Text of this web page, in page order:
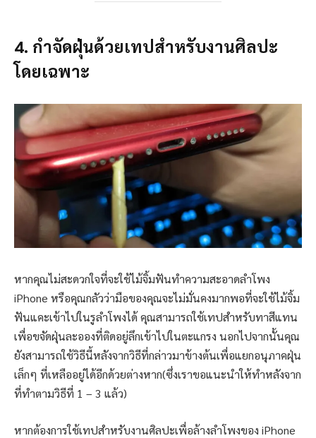
4. กำจัดฝุ่นด้วยเทปสำหรับงานศิลปะ
โดยเฉพาะ
หากคุณไม่สะดวกใจที่จะใช้ไม้จิ้มฟันทำความสะอาดลำโพง
iPhone หรือคุณกลัวว่ามือของคุณจะไม่มั่นคงมากพอที่จะใช้ไม้จิ้ม
ฟันแคะเข้าไปในรูลำโพงได้ คุณสามารถใช้เทปสำหรับทาสีแทน
เพื่อขจัดฝุ่นละอองที่ติดอยู่ลึกเข้าไปในตะแกรง นอกไปจากนั้นคุณ
ยังสามารถใช้วิธีนี้หลังจากวิธีที่กล่าวมาข้างต้นเพื่อแยกอนุภาคฝุ่น
เล็กๆ ที่เหลืออยู่ได้อีกด้วยต่างหาก(ซึ่งเราขอแนะนำให้ทำหลังจาก
ที่ทำตามวิธีที่ 1 – 3 แล้ว)
หากต้องการใช้เทปสำหรับงานศิลปะเพื่อล้างลำโพงของ iPhone